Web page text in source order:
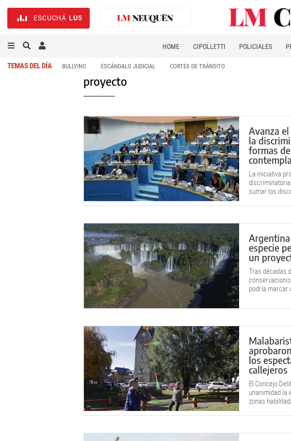
ESCUCHÁ LU5
HOME CIPOLLETTI POLICIALES
TEMAS DEL DÍA BULLYING ESCÁNDALO JUDICIAL CORTES DE TRÁNSITO
proyecto
Avanza
la
formas
La iniciativa
sumar los
especie
un
Tras décadas
podría marcar
los
callejeros
El Concejo
unanimidad la
zonas